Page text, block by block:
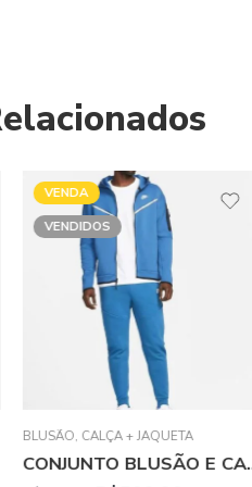
JAQUETA
CONJUNTO BLUSÃO E CALÇA MOLETOM NIKE
VENDIDOS
BLUSÃO